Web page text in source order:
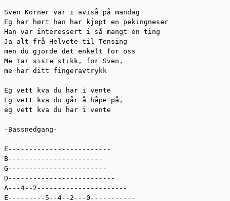
Sven Korner var i aviså på mandag
Eg har hørt han har kjøpt en pekingneser
Han var interessert i så mangt en ting
Ja alt frå Helvete til Tensing
men du gjorde det enkelt for oss
Me tar siste stikk, for Sven,
me har ditt fingeravtrykk
Eg vett kva du har i vente
Eg vett kva du går å håpe på,
eg vett kva du har i vente
-Bassnedgang-
E-------------------------
B-----------------------
G------------------------
D--------------------------
A---4--2----------------------
E---------5--4--2---0-----------